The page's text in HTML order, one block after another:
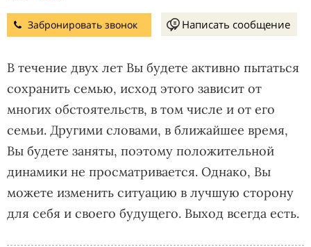
Забронировать звонок Написать сообщение
В течение двух лет Вы будете активно пытаться
сохранить семью, исход этого зависит от
многих обстоятельств, в том числе и от его
семьи. Другими словами, в ближайшее время,
Вы будете заняты, поэтому положительной
динамики не просматривается. Однако, Вы
можете изменить ситуацию в лучшую сторону
для себя и своего будущего. Выход всегда есть.